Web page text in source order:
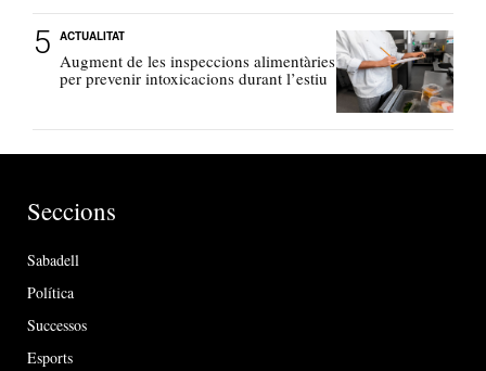
ACTUALITAT
Augment de les inspeccions alimentàries
per prevenir intoxicacions durant l’estiu
Seccions
Sabadell
Política
Successos
Esports